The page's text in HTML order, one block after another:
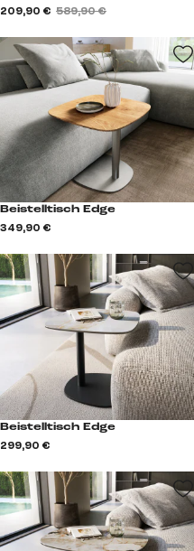
209,90 € 589,90 €
Beistelltisch Edge
349,90 €
Beistelltisch Edge
299,90 €